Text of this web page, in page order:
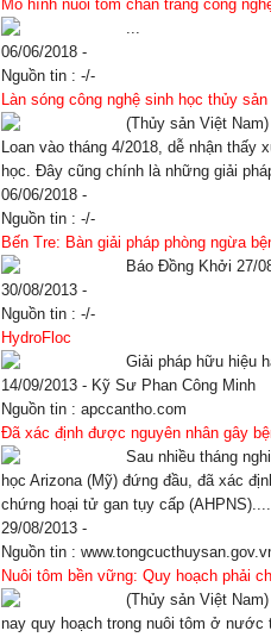
Mô hình nuôi tôm chân trắng công
...
06/06/2018 -
Nguồn tin : -/-
Làn sóng công nghệ sinh học thủy sản
(Thủy sản Việt
Loan vào tháng 4/2018, dễ nhận thấy
học. Đây cũng chính là những giải
06/06/2018 -
Nguồn tin : -/-
Bến Tre: Bàn giải phápphòng ngừa
Báo Đồng Khởi 27/
30/08/2013 -
Nguồn tin : -/-
HydroFloc
Giải pháphữu hiệu
14/09/2013 - Kỹ Sư Phan Công Minh
Nguồn tin : apccantho.com
Đã xác định được nguyên nhân gây
Sau nhiều tháng
học Arizona (Mỹ) đứng đầu, đã xác
chứng hoại tử gan tụy cấp (AHPNS)....
29/08/2013 -
Nguồn tin :
Nuôi tôm bền vững: Quy hoạch phải
(Thủy sản Việt
nay quy hoạch trong nuôi tôm ở nước